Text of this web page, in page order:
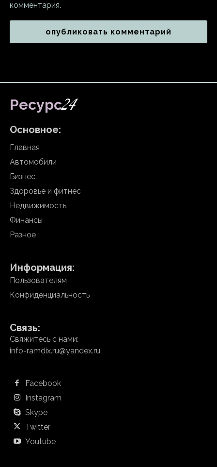
комментария.
Ресурс24
Основное:
Главная
Автомобили
Бизнес
Здоровье и фитнес
Недвижимость
Финансы
Разное
Информация:
Пользователям
Конфиденциальность
Связь:
Свяжитесь с нами:
info-ramdix.ru@yandex.ru
Facebook
Instagram
Skype
Twitter
Youtube